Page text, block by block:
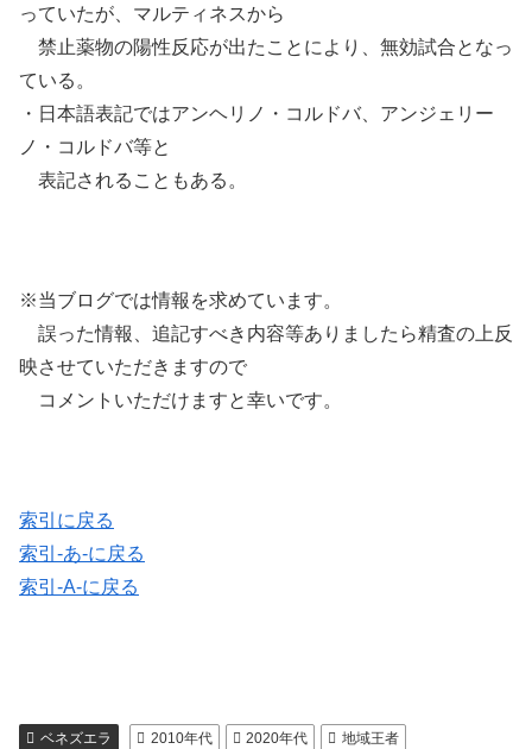
っていたが、マルティネスから
禁止薬物の陽性反応が出たことにより、無効試合となっ
ている。
・日本語表記ではアンヘリノ・コルドバ、アンジェリー
ノ・コルドバ等と
表記されることもある。
※当ブログでは情報を求めています。
誤った情報、追記すべき内容等ありましたら精査の上反
映させていただきますので
コメントいただけますと幸いです。
索引に戻る
索引-あ-に戻る
索引-A-に戻る
ベネズエラ 2010年代 2020年代 地域王者